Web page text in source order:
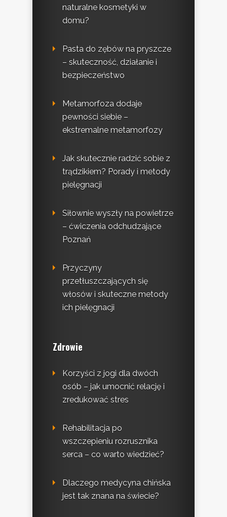
naturalne kosmetyki w
domu?
Pasta do zębów na pryszcze
– skuteczność, działanie i
bezpieczeństwo
Metamorfoza dodaje
pewności siebie –
ekstremalne metamorfozy
Jak skutecznie radzić sobie z
trądzikiem? Porady i metody
pielęgnacji
Siłownie wyszły na powietrze
– ćwiczenia odchudzające
Poznań
Przyczyny
przetłuszczających się
włosów i skuteczne metody
ich pielęgnacji
Zdrowie
Korzyści z jogi dla dwóch
osób – jak umocnić relację i
zredukować stres
Rehabilitacja po
wszczepieniu rozrusznika
serca – co warto wiedzieć?
Dlaczego medycyna chińska
jest tak znana na świecie?